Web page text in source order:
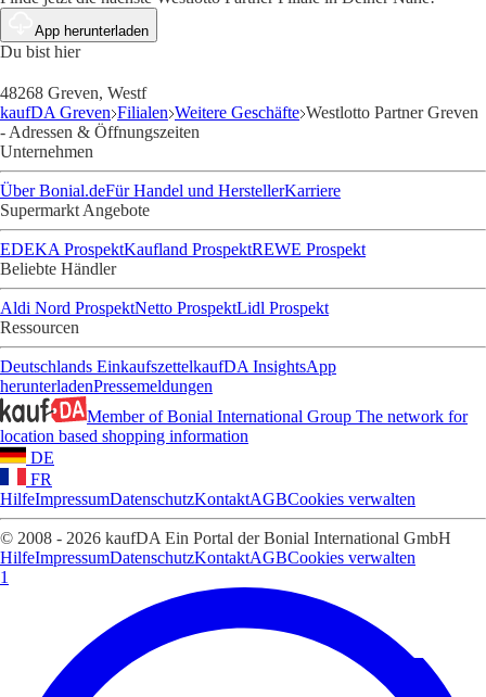
App herunterladen
Du bist hier
48268 Greven, Westf
kaufDA Greven Filialen Weitere Geschäfte Westlotto Partner Greven
- Adressen & Öffnungszeiten
Unternehmen
Über Bonial.deFür Handel und HerstellerKarriere
Supermarkt Angebote
EDEKA ProspektKaufland ProspektREWE Prospekt
Beliebte Händler
Aldi Nord ProspektNetto ProspektLidl Prospekt
Ressourcen
Deutschlands EinkaufszettelkaufDA InsightsApp
herunterladenPressemeldungen
Member of Bonial International Group The network for
location based shopping information
DE
FR
HilfeImpressumDatenschutzKontaktAGBCookies verwalten
© 2008 - 2026 kaufDA Ein Portal der Bonial International GmbH
HilfeImpressumDatenschutzKontaktAGBCookies verwalten
1